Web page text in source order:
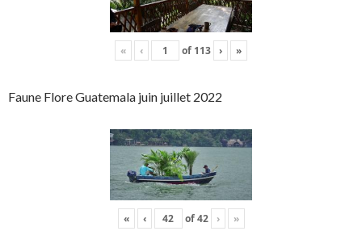
« ‹ of 113 › »
Faune Flore Guatemala juin juillet 2022
« ‹ of42 › »